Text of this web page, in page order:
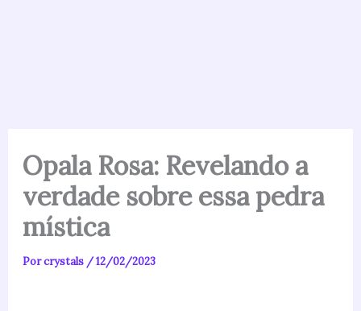
Opala Rosa: Revelando a
verdade sobre essa pedra
mística
Porcrystals /12/02/2023